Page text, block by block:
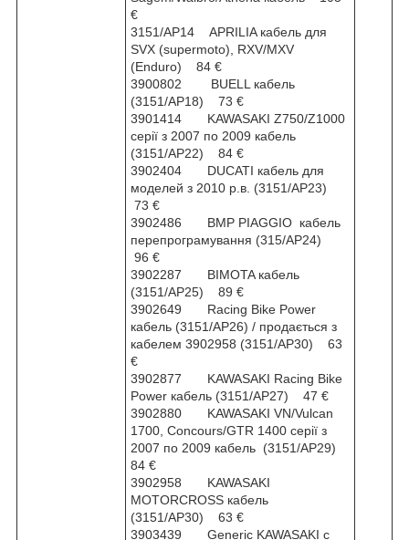
€
3151/AP14 APRILIA кабель для
SVX (supermoto), RXV/MXV
(Enduro) 84 €
3900802 BUELL кабель
(3151/AP18) 73 €
3901414 KAWASAKI Z750/Z1000
серії з 2007 по 2009 кабель
(3151/AP22) 84 €
3902404 DUCATI кабель для
моделей з 2010 р.в. (3151/AP23)
73 €
3902486 BMP PIAGGIO кабель
перепрограмування (315/AP24)
96 €
3902287 BIMOTA кабель
(3151/AP25) 89 €
3902649 Racing Bike Power
кабель (3151/AP26) / продається з
кабелем 3902958 (3151/AP30) 63
€
3902877 KAWASAKI Racing Bike
Power кабель (3151/AP27) 47 €
3902880 KAWASAKI VN/Vulcan
1700, Concours/GTR 1400 серії з
2007 по 2009 кабель (3151/AP29)
84 €
3902958 KAWASAKI
MOTORCROSS кабель
(3151/AP30) 63 €
3903439 Generic KAWASAKI с